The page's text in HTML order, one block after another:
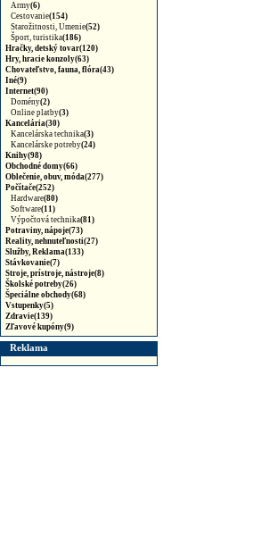
Army(6)
Cestovanie(154)
Starožitnosti, Umenie(52)
Šport, turistika(186)
Hračky, detský tovar(120)
Hry, hracie konzoly(63)
Chovateľstvo, fauna, flóra(43)
Iné(9)
Internet(90)
Domény(2)
Online platby(3)
Kancelária(30)
Kancelárska technika(3)
Kancelárske potreby(24)
Knihy(98)
Obchodné domy(66)
Oblečenie, obuv, móda(277)
Počítače(252)
Hardware(80)
Software(11)
Výpočtová technika(81)
Potraviny, nápoje(73)
Reality, nehnuteľnosti(27)
Služby, Reklama(133)
Stávkovanie(7)
Stroje, prístroje, nástroje(8)
Školské potreby(26)
Špeciálne obchody(68)
Vstupenky(5)
Zdravie(139)
Zľavové kupóny(9)
Reklama